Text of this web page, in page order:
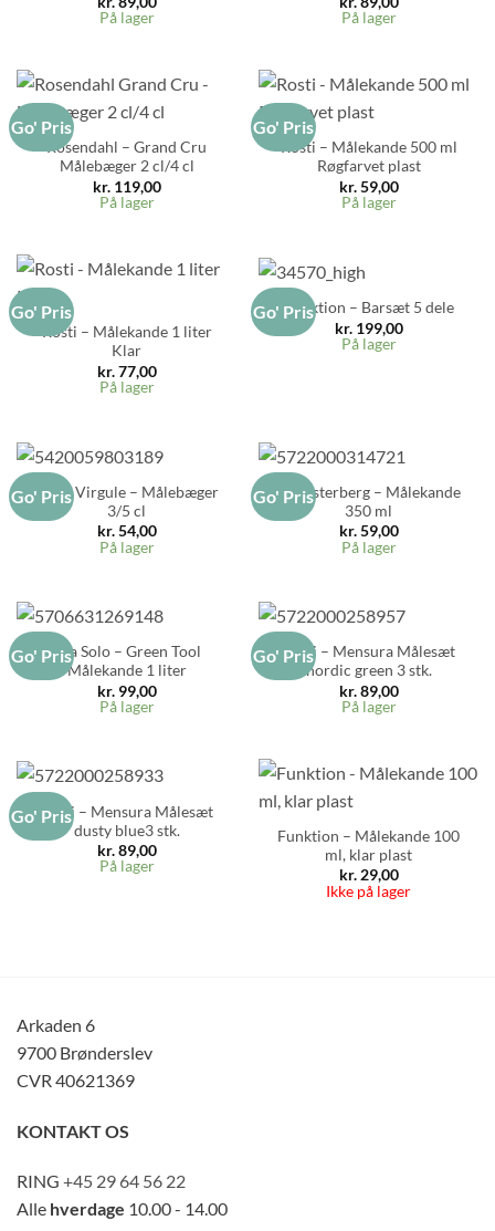
På lager
På lager
Go' Pris
Rosendahl – Grand Cru
Målebæger 2 cl/4 cl
kr.119,00
På lager
Go' Pris
Rosti – Målekande 500 ml
Røgfarvet plast
kr.59,00
På lager
Go' Pris
Rosti – Målekande 1 liter
Klar
kr.77,00
På lager
Go' PrisFunktion – Barsæt 5 dele
kr.199,00
På lager
Go' Pris
Point Virgule – Målebæger
3/5 cl
kr.54,00
På lager
Go' Pris
Blomsterberg – Målekande
350 ml
kr.59,00
På lager
Go' PrisEva Solo – Green Tool
Målekande 1 liter
kr.99,00
På lager
Go' PrisRosti – Mensura Målesæt
nordic green 3 stk.
kr.89,00
På lager
Go' PrisRosti – Mensura Målesæt
dusty blue3 stk.
kr.89,00
På lager
Funktion – Målekande 100
ml, klar plast
kr.29,00
Ikke på lager
Arkaden 6
9700 Brønderslev
CVR 40621369
KONTAKT OS
RING +45 29 64 56 22
Alle hverdage 10.00 - 14.00